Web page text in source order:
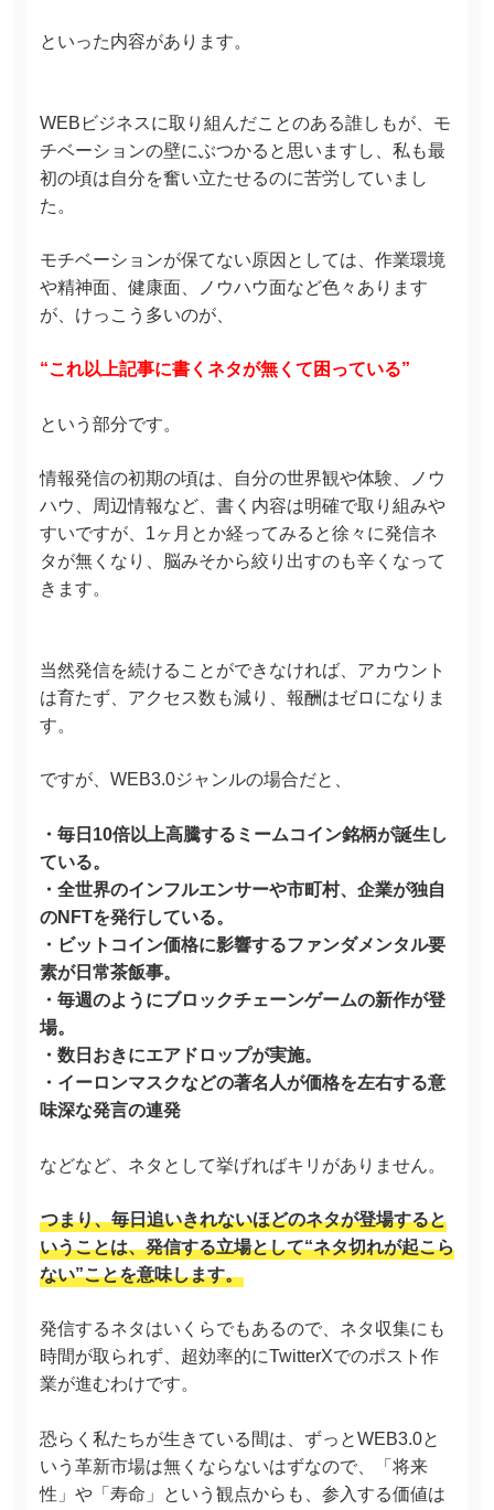
といった内容があります。
WEBビジネスに取り組んだことのある誰しもが、モ
チベーションの壁にぶつかると思いますし、私も最
初の頃は自分を奮い立たせるのに苦労していまし
た。
モチベーションが保てない原因としては、作業環境
や精神面、健康面、ノウハウ面など色々あります
が、けっこう多いのが、
“これ以上記事に書くネタが無くて困っている”
という部分です。
情報発信の初期の頃は、自分の世界観や体験、ノウ
ハウ、周辺情報など、書く内容は明確で取り組みや
すいですが、1ヶ月とか経ってみると徐々に発信ネ
タが無くなり、脳みそから絞り出すのも辛くなって
きます。
当然発信を続けることができなければ、アカウント
は育たず、アクセス数も減り、報酬はゼロになりま
す。
ですが、WEB3.0ジャンルの場合だと、
・毎日10倍以上高騰するミームコイン銘柄が誕生し
ている。
・全世界のインフルエンサーや市町村、企業が独自
のNFTを発行している。
・ビットコイン価格に影響するファンダメンタル要
素が日常茶飯事。
・毎週のようにブロックチェーンゲームの新作が登
場。
・数日おきにエアドロップが実施。
・イーロンマスクなどの著名人が価格を左右する意
味深な発言の連発
などなど、ネタとして挙げればキリがありません。
つまり、毎日追いきれないほどのネタが登場すると
いうことは、発信する立場として“ネタ切れが起こら
ない”ことを意味します。
発信するネタはいくらでもあるので、ネタ収集にも
時間が取られず、超効率的にTwitterXでのポスト作
業が進むわけです。
恐らく私たちが生きている間は、ずっとWEB3.0と
いう革新市場は無くならないはずなので、「将来
性」や「寿命」という観点からも、参入する価値は